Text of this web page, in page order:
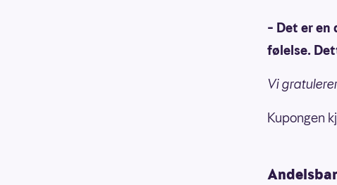
– Det er
følelse.
Vi
Kupongen